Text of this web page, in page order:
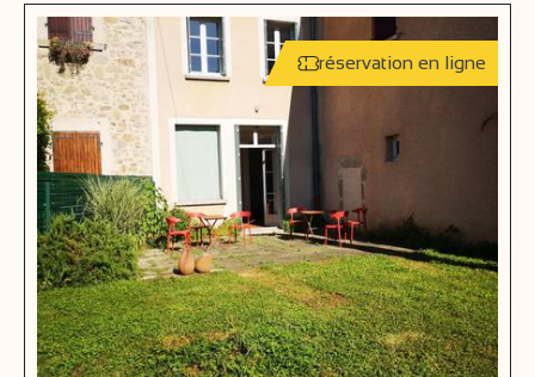
réservation en ligne